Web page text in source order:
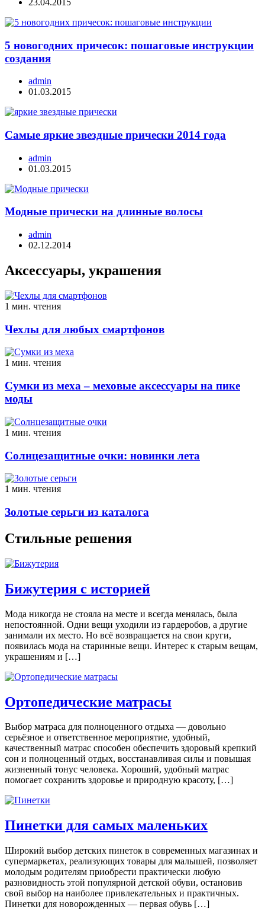
5 новогодних причесок: пошаговые инструкции
создания
admin
01.03.2015
Самые яркие звездные прически 2014 года
admin
01.03.2015
Модные прически на длинные волосы
admin
02.12.2014
Аксессуары, украшения
1 мин. чтения
Чехлы для любых смартфонов
1 мин. чтения
Сумки из меха – меховые аксессуары на пике
моды
1 мин. чтения
Солнцезащитные очки: новинки лета
1 мин. чтения
Золотые серьги из каталога
Стильные решения
Бижутерия с историей
Мода никогда не стояла на месте и всегда менялась, была
непостоянной. Одни вещи уходили из гардеробов, а другие
занимали их место. Но всё возвращается на свои круги,
появилась мода на старинные вещи. Интерес к старым вещам,
украшениям и […]
Ортопедические матрасы
Выбор матраса для полноценного отдыха — довольно
серьёзное и ответственное мероприятие, удобный,
качественный матрас способен обеспечить здоровый крепкий
сон и полноценный отдых, восстанавливая силы и повышая
жизненный тонус человека. Хороший, удобный матрас
помогает сохранить здоровье и природную красоту, […]
Пинетки для самых маленьких
Широкий выбор детских пинеток в современных магазинах и
супермаркетах, реализующих товары для малышей, позволяет
молодым родителям приобрести практически любую
разновидность этой популярной детской обуви, остановив
свой выбор на наиболее привлекательных и практичных.
Пинетки для новорожденных — первая обувь […]